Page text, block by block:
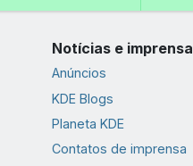
Notícias e imprensa
Anúncios
KDE Blogs
Planeta KDE
Contatos de imprensa